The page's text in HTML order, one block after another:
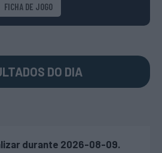
FICHA DE JOGO
DO DIA
durante 2026-08-09.